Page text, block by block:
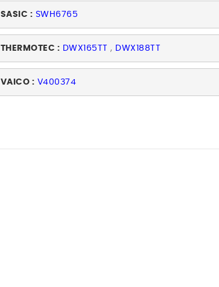
SASIC : SWH6765
THERMOTEC : DWX165TT , DWX188TT
VAICO : V400374